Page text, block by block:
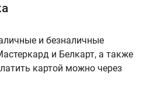
и безналичные
и Белкарт, а также
картой можно через